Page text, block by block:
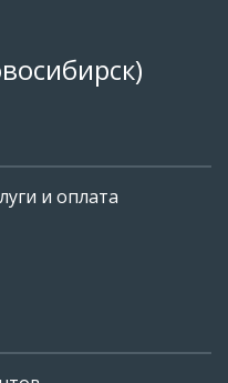
и оплата